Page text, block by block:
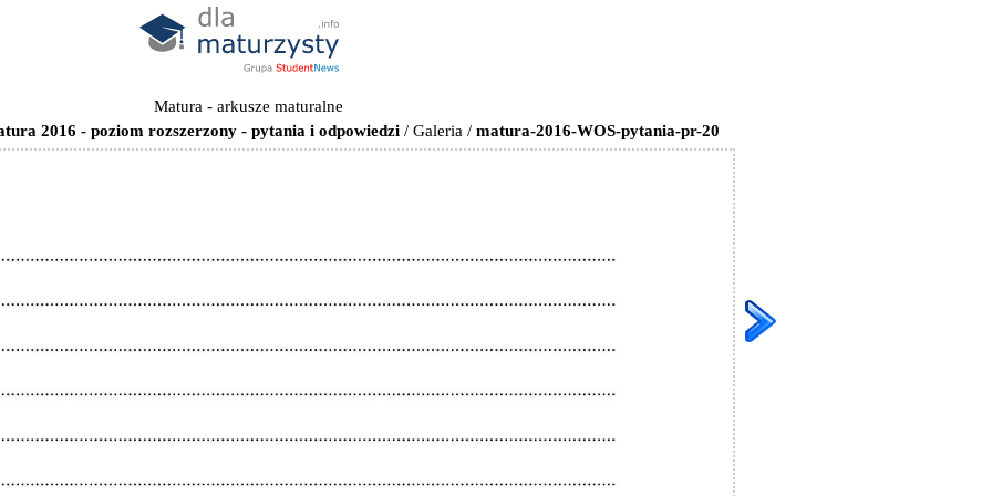
Matura - arkusze maturalne
2016 - poziom rozszerzony - pytania i odpowiedzi / Galeria / matura-2016-WOS-pytania-pr-20